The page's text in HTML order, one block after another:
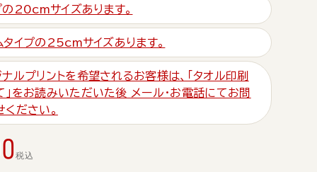
の20cmサイズあります。
タイプの25cmサイズあります。
ルプリントを希望されるお客様は、「タオル印刷
」をお読みいただいた後 メール・お電話にてお問
ださい。
税込